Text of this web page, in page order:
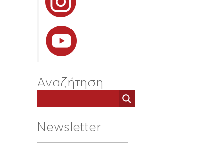
Αναζήτηση
Newsletter